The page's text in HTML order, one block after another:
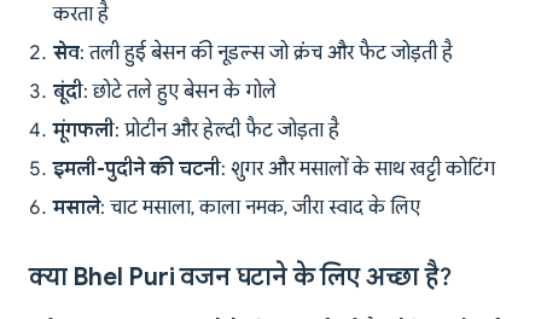
करता है
सेव: तली हुई बेसन की नूडल्स जो क्रंच और फैट जोड़ती है
बूंदी: छोटे तले हुए बेसन के गोले
मूंगफली: प्रोटीन और हेल्दी फैट जोड़ता है
इमली-पुदीने की चटनी: शुगर और मसालों के साथ खट्टी कोटिंग
मसाले: चाट मसाला, काला नमक, जीरा स्वाद के लिए
क्या Bhel Puri वजन घटाने के लिए अच्छा है?